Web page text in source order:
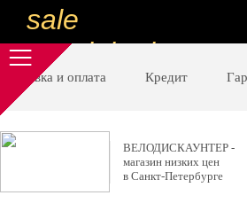
sale
special price
sale
низкие цены
вот дешево
Доставка и оплата Кредит
ВЕЛОДИСКАУНТЕР -
магазин низких цен
в Санкт-Петербурге